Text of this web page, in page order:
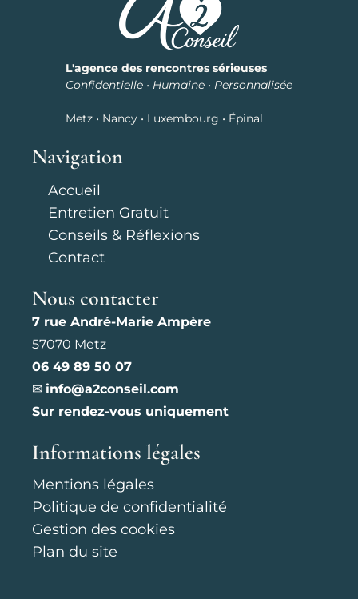
L'agence des rencontres sérieuses
Confidentielle • Humaine • Personnalisée
Metz • Nancy • Luxembourg • Épinal
Navigation
Accueil
Entretien Gratuit
Conseils & Réflexions
Contact
Nous contacter
7 rue André-Marie Ampère
57070 Metz
06 49 89 50 07
✉ info@a2conseil.com
Sur rendez-vous uniquement
Informations légales
Mentions légales
Politique de confidentialité
Gestion des cookies
Plan du site